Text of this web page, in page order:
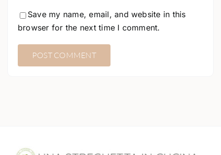
Save my name, email, and website in this
browser for the next time I comment.